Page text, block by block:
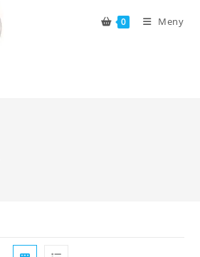
0 Meny